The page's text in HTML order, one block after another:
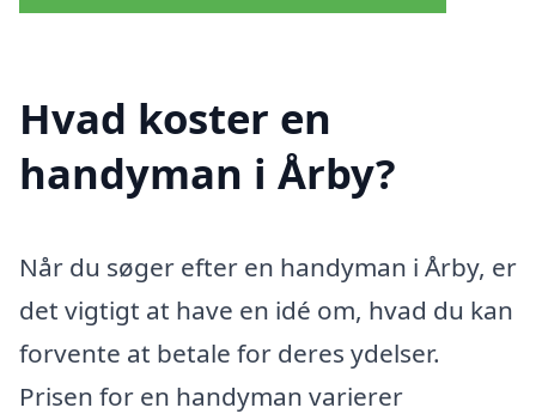
Hvad koster en
handyman i Årby?
Når du søger efter en handyman i Årby, er
det vigtigt at have en idé om, hvad du kan
forvente at betale for deres ydelser.
Prisen for en handyman varierer